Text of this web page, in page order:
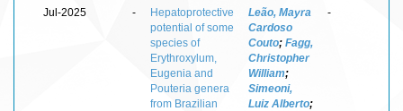
Jul-2025 -
Hepatoprotective
potential of some
species of
Erythroxylum,
Eugenia and
Pouteria genera
from Brazilian
Leão, Mayra
Cardoso
Couto; Fagg,
Christopher
William;
Simeoni,
Luiz Alberto;
-